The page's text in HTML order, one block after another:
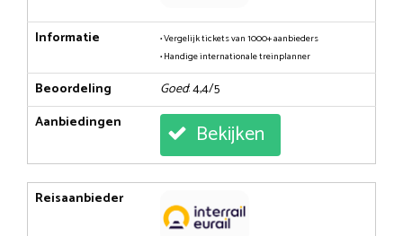
Informatie
• Vergelijk tickets van 1000+ aanbieders
• Handige internationale treinplanner
Beoordeling Goed: 4,4/5
Aanbiedingen
Bekijken
Reisaanbieder